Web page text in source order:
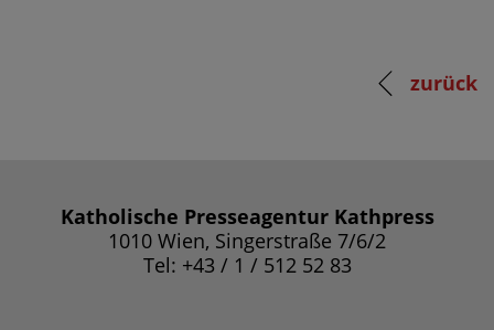
zurück
Katholische Presseagentur Kathpress
1010 Wien, Singerstraße 7/6/2
Tel: +43 / 1 / 512 52 83